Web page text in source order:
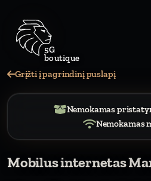
5G
boutique
Grįžti į pagrindinį puslapį
Nemokamas
Nemokamas
Mobilus internetas